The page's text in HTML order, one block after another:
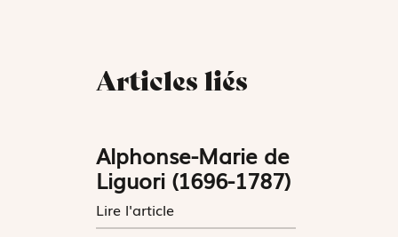
Articles liés
Alphonse-Marie de
Liguori (1696-1787)
Lire l'article